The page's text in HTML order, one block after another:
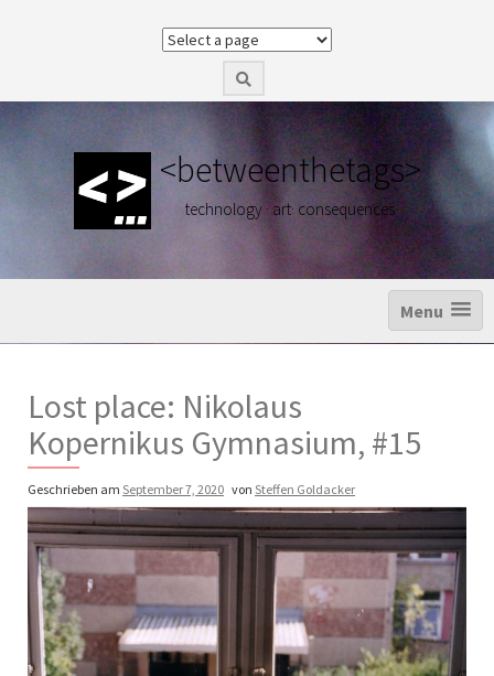
n
a
i
e
<betweenthetags>
technology · art· consequences
Menu
Lost place: Nikolaus
Kopernikus Gymnasium, #15
Geschrieben am September 7, 2020 von Steffen Goldacker